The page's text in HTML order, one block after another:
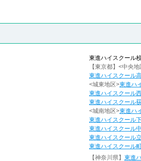
東進ハイスクール
【東京都】<中央
東進ハイスクール
<城東地区>東進ハ
東進ハイスクール
東進ハイスクール
<城南地区>東進ハ
東進ハイスクール
東進ハイスクール
東進ハイスクール
東進ハイスクール
【神奈川県】 東進